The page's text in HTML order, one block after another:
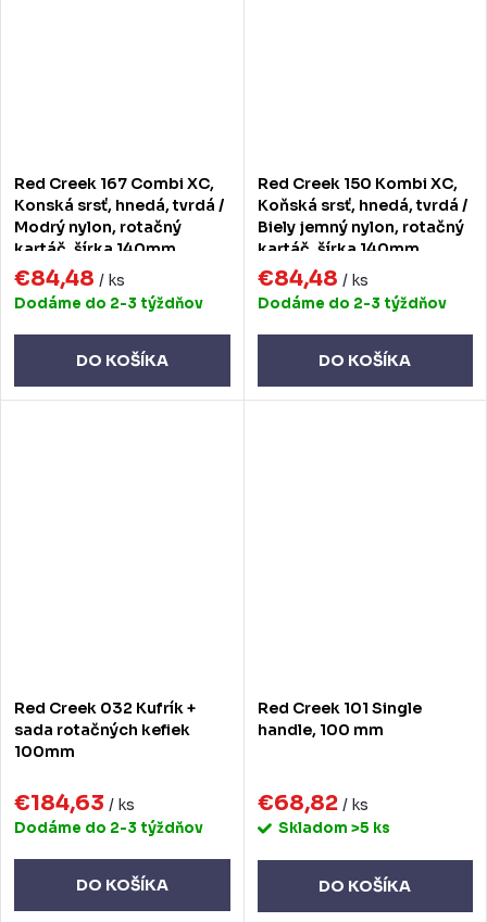
Red Creek 167 Combi XC,
Konská srsť, hnedá, tvrdá /
Modrý nylon, rotačný
kartáč, šírka 140mm
€84,48 / ks
Dodáme do 2-3 týždňov
DO KOŠÍKA
Red Creek 150 Kombi XC,
Koňská srsť, hnedá, tvrdá /
Biely jemný nylon, rotačný
kartáč, šírka 140mm
€84,48 / ks
Dodáme do 2-3 týždňov
DO KOŠÍKA
Red Creek 032 Kufrík +
sada rotačných kefiek
100mm
€184,63 / ks
Dodáme do 2-3 týždňov
DO KOŠÍKA
Red Creek 101 Single
handle, 100 mm
€68,82 / ks
Skladom >5 ks
DO KOŠÍKA